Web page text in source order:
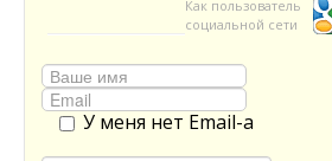
Как пользователь
социальной сети
У меня нет Email-а